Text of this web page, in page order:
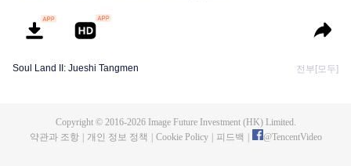
Soul Land II: Jueshi Tangmen 전부[모두]
Copyright © 2016-2026Image Future Investment (HK) Limited.
약관과 조항
개인 정보 정책 Cookie Policy 피드백 @TencentVideo